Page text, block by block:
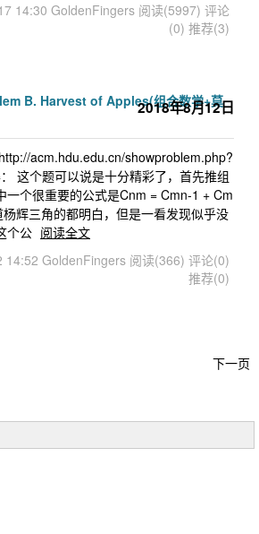
14:30 GoldenFingers 阅读(5997) 评论
(0) 推荐(3)
2018年8月12日
B. Harvest of Apples(组合数学+莫
acm.hdu.edu.cn/showproblem.php?
这个题可以说是十分精彩了，首先推组
一个很重要的公式是Cnm = Cmn-1 + Cm
辉三角的都明白，但是一看发现似乎没
个公 阅读全文
14:52 GoldenFingers 阅读(366) 评论(0)
推荐(0)
下一页